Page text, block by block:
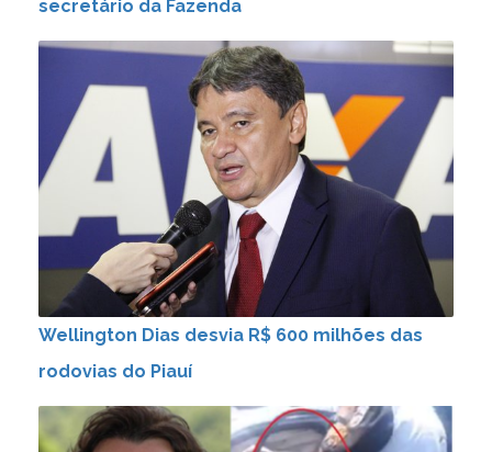
secretário da Fazenda
Wellington Dias desvia R$ 600 milhões das
rodovias do Piauí